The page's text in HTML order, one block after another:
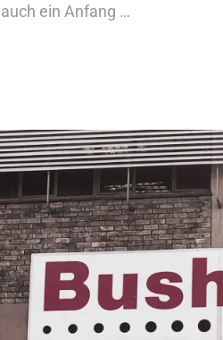
ein Anfang …